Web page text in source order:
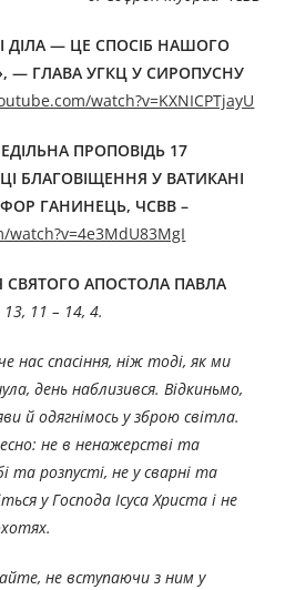
ДІЛА — ЦЕ СПОСІБ НАШОГО
— ГЛАВА УГКЦ У СИРОПУСНУ
watch?v=KXNICPTjayU
ПРОПОВІДЬ 17
БЛАГОВІЩЕННЯ У ВАТИКАНІ
ГАНИНЕЦЬ, ЧСВВ –
АПОСТОЛА ПАВЛА
11 – 14, 4.
спасіння, ніж тоді, як ми
день наблизився. Відкиньмо,
й одягнімось у зброю світла.
не в ненажерстві та
та розпусті, не у сварні та
у Господа Ісуса Христа і не
не вступаючи з ним у